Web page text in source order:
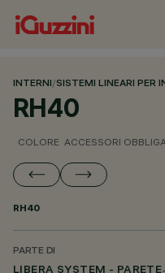
INTERNI/SISTEMI LINEARI PER
RH40
COLORE ACCESSORI
RH40
PARTE DI